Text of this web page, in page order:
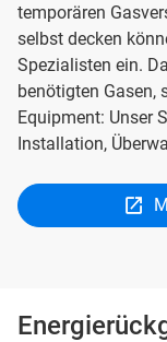
temporären
selbst decken
Spezialisten ein.
benötigten Gasen,
Equipment: Unser
Installation,